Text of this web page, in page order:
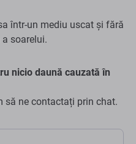
într-un mediu uscat și fără
soarelui.
nicio daună cauzată în
să ne contactați prin chat.